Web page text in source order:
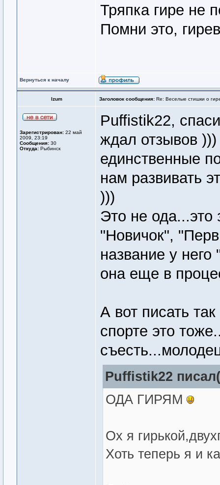
Тряпка гире не
Помни это,
Вернуться к началу
Izum Заголовок сообщения: Re: Веселые стишки о
Зарегистрирован: 22 май
2009, 23:19
Сообщения: 30
Откуда: Рыбинск
Puffistik22,
ждал отзывов
единственные
нам развивать
)))
Это не ода...это
"Новичок",
название у
она еще в
А вот писать
спорте это
Puffistik22
ОДА ГИРЯМ
Ох я
Хоть теперь я и